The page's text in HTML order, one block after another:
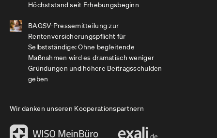
Höchststand seit Erhebungsbeginn
BAGSV-Pressemitteilung zur
Rentenversicherungspflicht für
Selbstständige: Ohne begleitende
Maßnahmen wird es dramatisch weniger
Gründungen und höhere Beitragsschulden
geben
Wir danken unseren Kooperationspartnern